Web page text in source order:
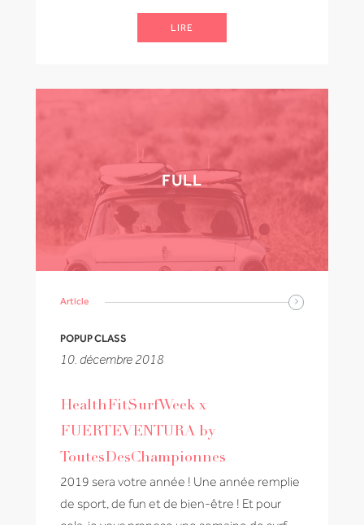
LIRE
FULL
Article
POPUP CLASS
10. décembre 2018
HealthFitSurfWeek x
FUERTEVENTURA by
ToutesDesChampionnes
2019 sera votre année ! Une année remplie
de sport, de fun et de bien-être ! Et pour